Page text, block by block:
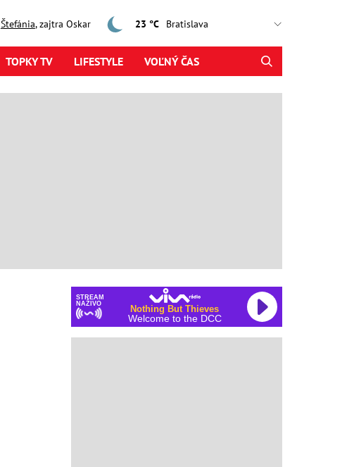
Štefánia, zajtra Oskar 23 °C
TOPKY TV LIFESTYLE VOĽNÝ ČAS
STREAM
NAŽIVO
Nothing But Thieves
Welcome to the DCC